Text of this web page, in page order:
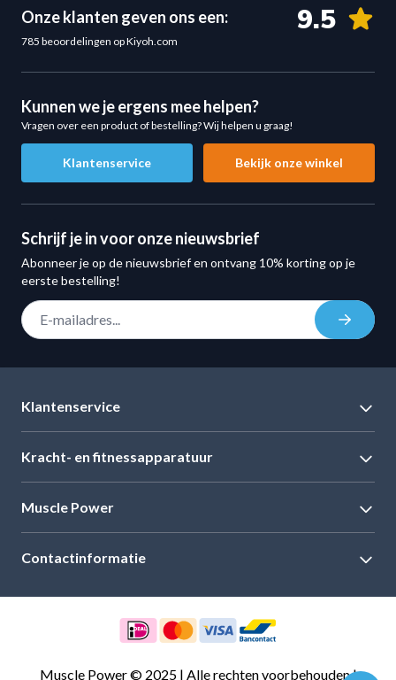
onderhoudsset
en zorg voor langdurige prestaties van je
materiaal.
Onze klanten geven ons een:
785 beoordelingen op Kiyoh.com
9.5
Kunnen we je ergens mee helpen?
Vragen over een product of bestelling? Wij helpen u graag!
Klantenservice Bekijk onze winkel
Schrijf je in voor onze nieuwsbrief
Abonneer je op de nieuwsbrief en ontvang 10% korting op je
eerste bestelling!
Klantenservice
Kracht- en fitnessapparatuur
Muscle Power
Contactinformatie
Muscle Power © 2025 | Alle rechten voorbehouden |